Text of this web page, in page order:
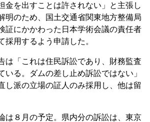
を出すことは許されない」と主張し
明のため、国土交通省関東地方整備局
証にかかわった日本学術会議の責任者
採用するよう申請した。
「これは住民訴訟であり、財務監査
いる。ダムの差し止め訴訟ではない」
し派の立場の証人のみ採用し、他は留
は８月の予定。県内分の訴訟は、東京